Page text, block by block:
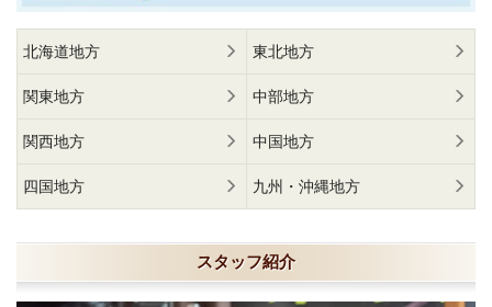
北海道地方 東北地方
関東地方 中部地方
関西地方 中国地方
四国地方 九州・沖縄地方
スタッフ紹介